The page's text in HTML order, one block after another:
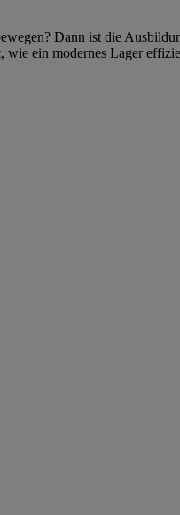
Dann ist die
wie ein modernes Lager